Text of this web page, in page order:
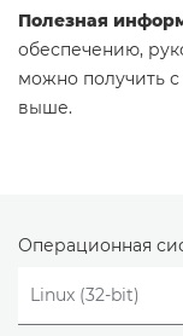
Полезная
обеспечению,
можно получить
выше.
Операционная